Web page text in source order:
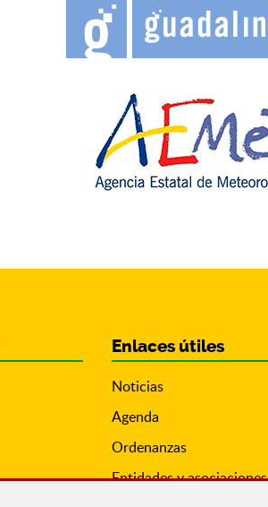
Enlaces útiles
Noticias
Agenda
Ordenanzas
Entidades y asociaciones